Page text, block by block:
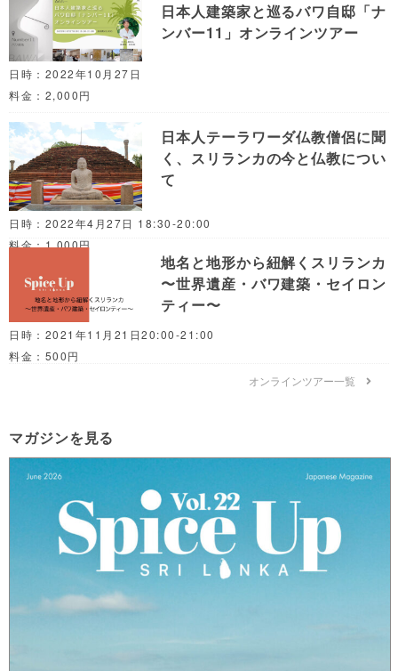
日本人建築家と巡るバワ自邸「ナ
ンバー11」オンラインツアー
日時：2022年10月27日
料金：2,000円
日本人テーラワーダ仏教僧侶に聞
く、スリランカの今と仏教につい
て
日時：2022年4月27日 18:30-20:00
料金：1,000円
地名と地形から紐解くスリランカ
〜世界遺産・バワ建築・セイロン
ティー〜
日時：2021年11月21日20:00-21:00
料金：500円
オンラインツアー一覧
マガジンを見る